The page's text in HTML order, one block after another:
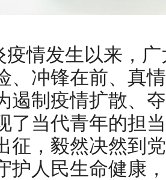
情发生以来，广
、冲锋在前、真
遏制疫情扩散、
了当代青年的担
征，毅然决然到
护人民生命健康